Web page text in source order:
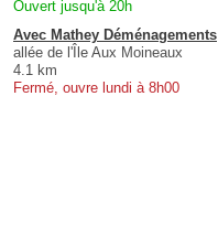
Ouvert jusqu'à 20h
Avec Mathey Déménagements
allée de l'Île Aux Moineaux
4.1 km
Fermé, ouvre lundi à 8h00